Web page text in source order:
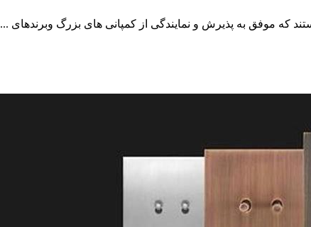
موفق به پذیرش و نمایندگی از کمپانی های بزرگ وبرندهای ...